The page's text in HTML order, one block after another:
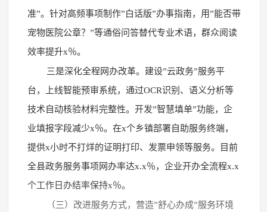
准”。针对高频事项制作”白话版”办事指南，用”能否带
宠物医院公章？”等通俗问答替代专业术语，群众阅读
效率提升x％。
三是深化全程网办改革。建设”云政务”服务平
台，上线智能预审系统，通过OCR识别、语义分析等
技术自动核验材料完整性。开发”智慧填单”功能，企
业填报字段减少x％。在x个乡镇部署自助服务终端，
提供x小时不打烊的证明打印、发票申领等服务。目前
全县政务服务事项网办率达x.x％，企业开办全流程x.x
个工作日办结率保持x％。
（三）改进服务方式，营造”舒心办成”服务环境